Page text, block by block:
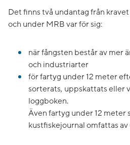
Det finns två undantag från
och under MRB var för sig:
när fångsten består av mer
och industriarter
för fartyg under 12 meter
sorterats, uppskattats eller
loggboken.
Även fartyg under 12 meter
kustfiskejournal omfattas